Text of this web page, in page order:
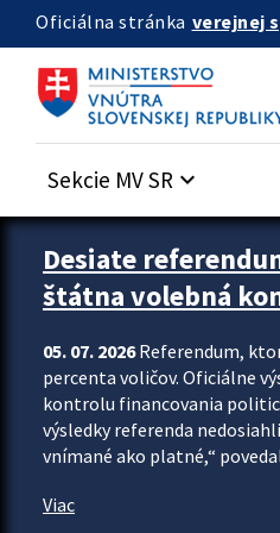
Preskocit na hlavný obsah
Oficiálna stránka verejnej
Sekcie MV SR keyboard_arrow_down
Zastavit automatický posun
Desiate
štátna volebná
05. 07. 2026Referendum,
percenta voličov. Oficiálne
kontrolu financovania
výsledky referenda
vnímané ako platné,“
Viac